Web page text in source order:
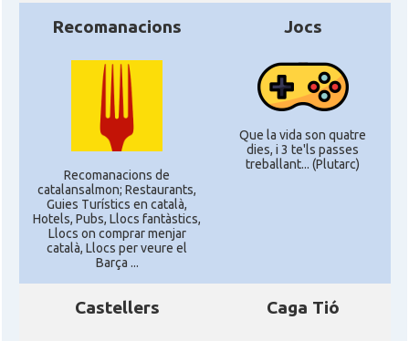
Recomanacions
Recomanacions de
catalansalmon; Restaurants,
Guies Turístics en català,
Hotels, Pubs, Llocs fantàstics,
Llocs on comprar menjar
català, Llocs per veure el
Barça ...
Jocs
Que la vida son quatre
dies, i 3 te'ls passes
treballant... (Plutarc)
Castellers Caga Tió